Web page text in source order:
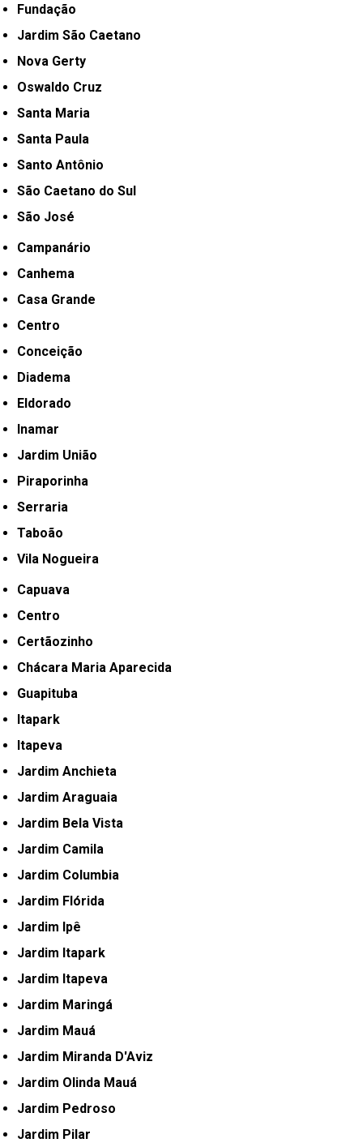
Fundação
Jardim São Caetano
Nova Gerty
Oswaldo Cruz
Santa Maria
Santa Paula
Santo Antônio
São Caetano do Sul
São José
Campanário
Canhema
Casa Grande
Centro
Conceição
Diadema
Eldorado
Inamar
Jardim União
Piraporinha
Serraria
Taboão
Vila Nogueira
Capuava
Centro
Certãozinho
Chácara Maria Aparecida
Guapituba
Itapark
Itapeva
Jardim Anchieta
Jardim Araguaia
Jardim Bela Vista
Jardim Camila
Jardim Columbia
Jardim Flórida
Jardim Ipê
Jardim Itapark
Jardim Itapeva
Jardim Maringá
Jardim Mauá
Jardim Miranda D'Aviz
Jardim Olinda Mauá
Jardim Pedroso
Jardim Pilar